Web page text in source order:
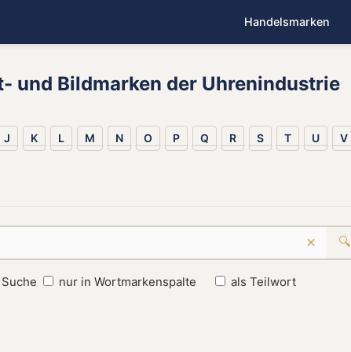
Handelsmarken
und Bildmarken der Uhrenindustrie
J K L M N O P Q R S T U V
× 🔍
Suche nur in Wortmarkenspalte als Teilwort